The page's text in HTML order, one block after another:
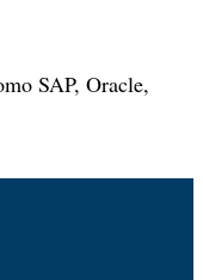
SAP, Oracle,